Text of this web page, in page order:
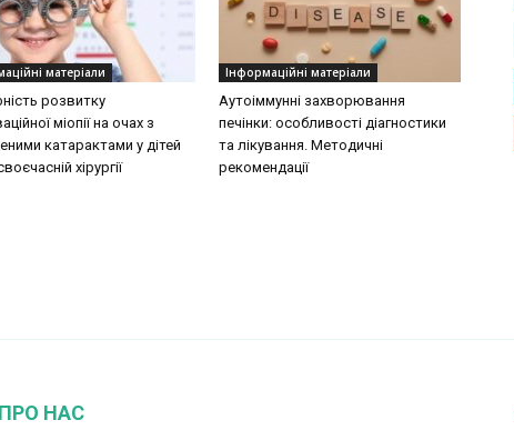
матеріали
розвитку
міопії на очах з
катарактами у дітей
хірургії
Інформаційні матеріали
Аутоіммунні захворювання
печінки: особливості діагностики
та лікування. Методичні
рекомендації
ПРО НАС